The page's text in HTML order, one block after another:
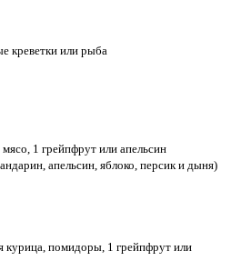
креветки или рыба
1 грейпфрут или апельсин
апельсин, яблоко, персик и дыня)
курица, помидоры, 1 грейпфрут или